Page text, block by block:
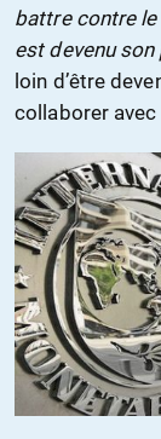
battre contre le
est devenu son
loin d’être
collaborer avec